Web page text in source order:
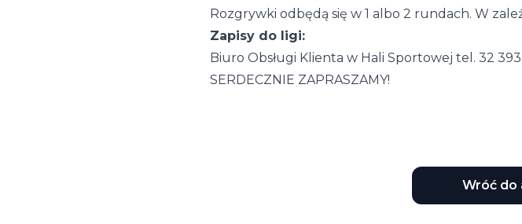
Rozgrywki odbędą się w 1 albo 2 rundach. W
Zapisy do ligi:
Biuro Obsługi Klienta w Hali Sportowej tel. 32 393
SERDECZNIE ZAPRASZAMY!
Wróć do